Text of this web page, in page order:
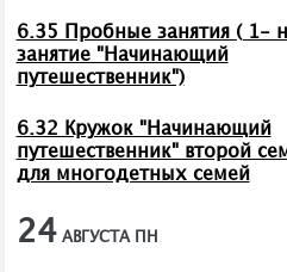
6.35 Пробные занятия ( 1-
занятие "Начинающий
путешественник")
6.32 Кружок "Начинающий
путешественник" второй
для многодетных семей
24АВГУСТА ПН